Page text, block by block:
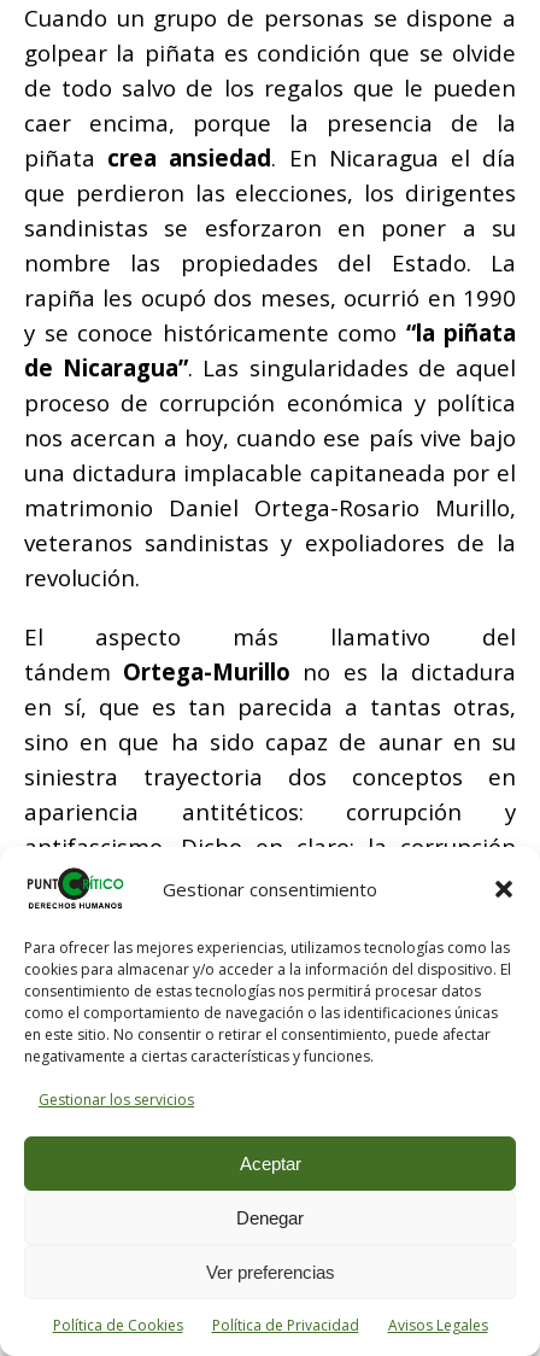
Gestionar consentimiento
Para ofrecer las mejores experiencias, utilizamos tecnologías como las
cookies para almacenar y/o acceder a la información del dispositivo. El
consentimiento de estas tecnologías nos permitirá procesar datos
como el comportamiento de navegación o las identificaciones únicas
en este sitio. No consentir o retirar el consentimiento, puede afectar
negativamente a ciertas características y funciones.
Gestionar los servicios
Aceptar
Denegar
Ver preferencias
Política de Cookies Política de Privacidad Avisos Legales
Cuando un grupo de personas se dispone a
golpear la piñata es condición que se olvide
de todo salvo de los regalos que le pueden
caer encima, porque la presencia de la
piñata crea ansiedad. En Nicaragua el día
que perdieron las elecciones, los dirigentes
sandinistas se esforzaron en poner a su
nombre las propiedades del Estado. La
rapiña les ocupó dos meses, ocurrió en 1990
y se conoce históricamente como “la piñata
de Nicaragua”. Las singularidades de aquel
proceso de corrupción económica y política
nos acercan a hoy, cuando ese país vive bajo
una dictadura implacable capitaneada por el
matrimonio Daniel Ortega-Rosario Murillo,
veteranos sandinistas y expoliadores de la
revolución.
El aspecto más llamativo del
tándem Ortega-Murillo no es la dictadura
en sí, que es tan parecida a tantas otras,
sino en que ha sido capaz de aunar en su
siniestra trayectoria dos conceptos en
apariencia antitéticos: corrupción y
antifascismo. Dicho en claro: la corrupción
está amparada bajo el discurso anti fascista,
y eso complica para muchas mentes
primitivas la denuncia de esa estafa
conceptual. Usado por los manufactureros
de la ideología vendría a ser un producto
instalado en el mercado de la teoría: ante el
peligro de la extrema derecha hay que ser
jefes de la mafia
organización criminal.
ribetes reaccionarios, considerar que en
España nos enfrentamos ante el peligro de